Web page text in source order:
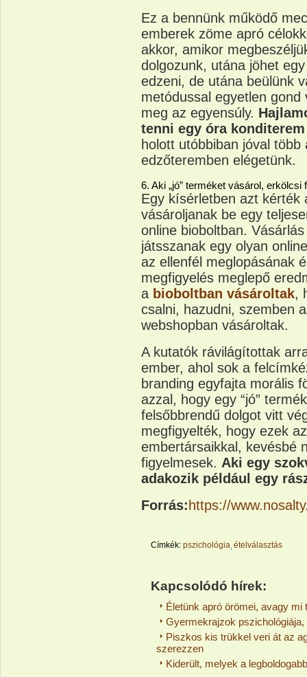
Ez a bennünk működő
emberek zöme apró
akkor, amikor
dolgozunk, utána jöhet
edzeni, de utána beülünk
metódussal egyetlen
meg az egyensúly.
tenni egy óra
holott utóbbiban jóval
edzőteremben elégetünk.
6. Aki „jó” terméket vásárol, erkölcsi
Egy kísérletben azt kérték
vásároljanak be egy
online bioboltban.
játsszanak egy olyan
az ellenfél meglopásának
megfigyelés meglepő
a bioboltban vásároltak,
csalni, hazudni, szemben
webshopban vásároltak.
A kutatók rávilágítottak
ember, ahol sok a
branding egyfajta morális
azzal, hogy egy “jó”
felsőbbrendű dolgot vitt
megfigyelték, hogy ezek
embertársaikkal, kevésbé
figyelmesek. Aki egy
adakozik például egy
Forrás: https://
Címkék: pszichológia ételválasztás
Kapcsolódó hírek:
Életünk apró örömei, avagy
Gyermekrajzok
Piszkos kis trükkel veri át az
szerezzen
Kiderült, melyek a